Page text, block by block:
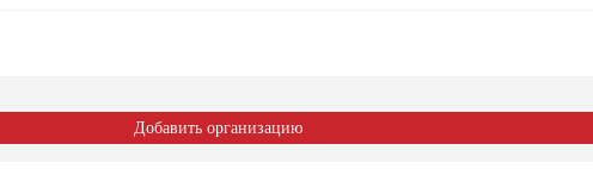
Добавить организацию